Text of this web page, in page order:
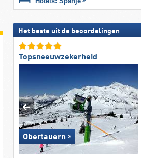
Het beste uit de beoordelingen
Topsneeuwzekerheid
Obertauern